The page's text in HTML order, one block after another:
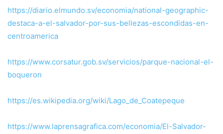
https://diario.elmundo.sv/economia/national-geographic-
destaca-a-el-salvador-por-sus-bellezas-escondidas-en-
centroamerica
https://www.corsatur.gob.sv/servicios/parque-nacional-el-
boqueron
https://es.wikipedia.org/wiki/Lago_de_Coatepeque
https://www.laprensagrafica.com/economia/El-Salvador-